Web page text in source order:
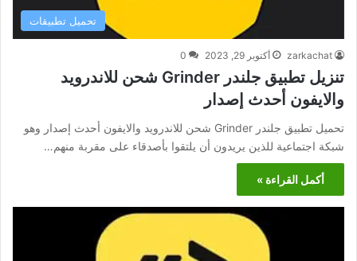
تحميل تطبيقات
zarkachat أكتوبر 29, 2023 0
تنزيل تطبيق جلندر Grinder شحن للاندرويد
والايفون أحدث إصدار
تحميل تطبيق جلندر Grinder شحن للاندرويد والايفون أحدث إصدار وهو
شبكة اجتماعية للذين يريدون أن يلتقوا بأصدقاء على مقربة منهم…
أكمل القراءة »